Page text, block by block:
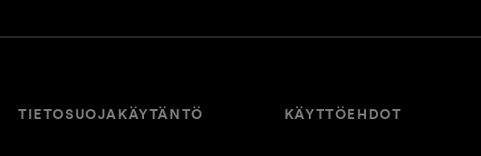
TIETOSUOJAKÄYTÄNTÖ KÄYTTÖEHDOT